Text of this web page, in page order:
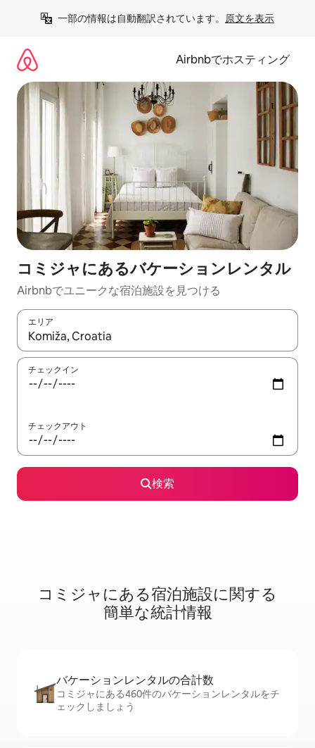
一部の情報は自動翻訳されています。 原文を表示
Airbnbでホスティング
コミジャにあるバケーションレンタル
Airbnbでユニークな宿泊施設を見つける
エリア
検索結果が表示されたら、上下の矢印キーを使って移動するか
チェックイン
チェックアウト
検索
コミジャに⁠あ⁠る宿⁠泊⁠施⁠設⁠に関⁠す⁠る
簡⁠単⁠な統⁠計⁠情⁠報
バケーションレ⁠ン⁠タ⁠ル⁠の合⁠計⁠数
コミジャにある460件のバケーションレンタルをチ
ェックしましょう